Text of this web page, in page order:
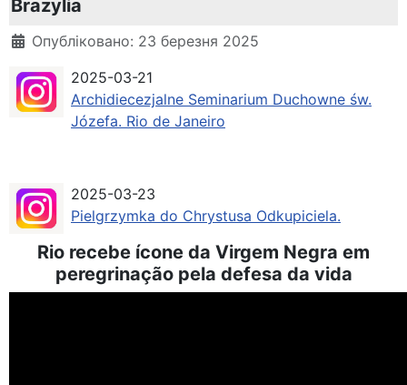
Brazylia
Деталі
Опубліковано: 23 березня 2025
2025-03-21
Archidiecezjalne Seminarium Duchowne św.
Józefa. Rio de Janeiro
2025-03-23
Pielgrzymka do Chrystusa Odkupiciela.
Rio recebe ícone da Virgem Negra em
peregrinação pela defesa da vida